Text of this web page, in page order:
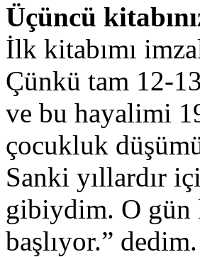
Üçüncü
İlk kitabımı
Çünkü tam 12-
ve bu hayalimi
çocukluk
Sanki yıllardır
gibiydim. O gün
başlıyor.” dedim.